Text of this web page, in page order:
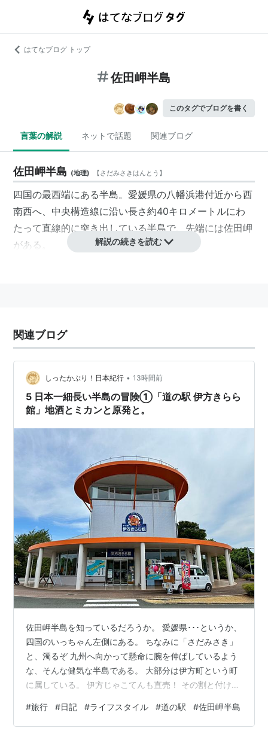
はてなブログ トップ
佐田岬半島
このタグでブログを書く
言葉の解説 ネットで話題 関連ブログ
佐田岬半島 (地理) 【さだみさきはんとう 】
四国の最西端にある半島。愛媛県の八幡浜港付近から西
南西へ、中央構造線に沿い長さ約40キロメートルにわ
たって直線的に突き出している半島で、先端には佐田岬
がある。
解説の続きを読む
関連ブログ
しったかぶり！日本紀行 • 13時間前
5 日本一細長い半島の冒険①「道の駅 伊方きらら
館」地酒とミカンと原発と。
佐田岬半島を知っているだろうか。 愛媛県･･･というか、
四国のいっちゃん左側にある。 ちなみに「さだみさき」
と、濁るぞ 九州へ向かって懸命に腕を伸ばしているよう
な、そんな健気な半島である。 大部分は伊方町という町
に属している。 伊方じゃこてんも直売！ その割と付け根
で、四国最西端到達証明書を買うことができるぞ。 燈の
守り人 佐田岬灯台さん 館内に入ってみると、物産を売る
#旅行 #日記 #ライフスタイル #道の駅 #佐田岬半島